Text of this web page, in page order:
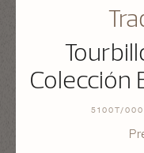
Colección
5100T/